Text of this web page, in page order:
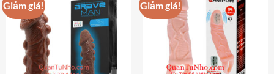
biến
thể.
Các
tùy
chọn
Giảm giá! Giảm giá!